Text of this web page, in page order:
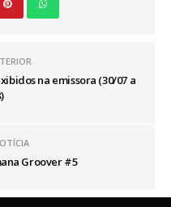
na emissora (30/07 a
Groover #5